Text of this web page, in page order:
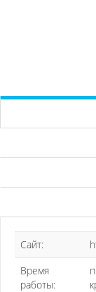
Сайт:
Время
работы: